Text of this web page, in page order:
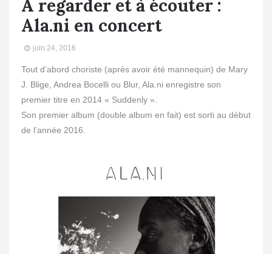
A regarder et à écouter :
Ala.ni en concert
juin 24, 2016
Tout d’abord choriste (après avoir été mannequin) de Mary
J. Blige, Andrea Bocelli ou Blur, Ala.ni enregistre son
premier titre en 2014 « Suddenly ».
Son premier album (double album en fait) est sorti au début
de l’année 2016.